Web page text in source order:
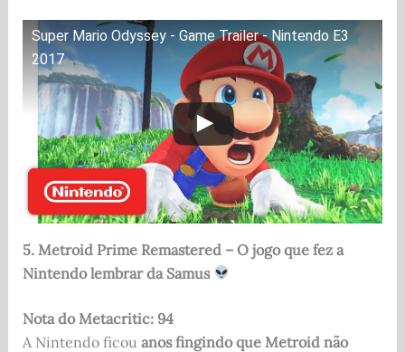
Super Mario Odyssey - Game Trailer - Nintendo E3
2017
5. Metroid Prime Remastered – O jogo que fez a
Nintendo lembrar da Samus
Nota do Metacritic: 94
A Nintendo ficou anos fingindo que Metroid não